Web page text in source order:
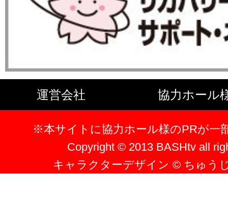
運営会社 協力ホール
※本サイトに協力ホール様のPRが一
Copyright © 2013 BASHtv all
キャラクターデザイン © ちゅう